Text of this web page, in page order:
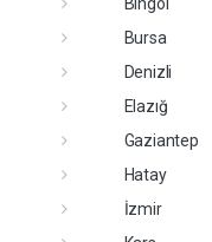
Bursa
Denizli
Elazığ
Gaziantep
Hatay
İzmir